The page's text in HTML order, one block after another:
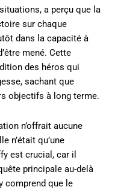
a perçu que la
sur chaque
dans la capacité à
mené. Cette
des héros qui
sachant que
objectifs à long terme.
n’offrait aucune
n’était qu’une
est crucial, car il
principale au-delà
comprend que le